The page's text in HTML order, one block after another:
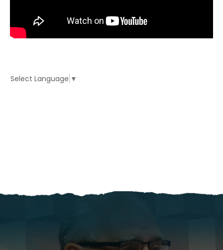
Select Language ▼